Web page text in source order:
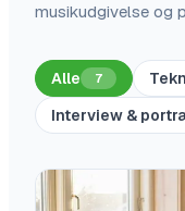
musikudgivelse og
Alle 7
Interview &